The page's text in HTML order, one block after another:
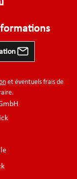
et éventuels frais de